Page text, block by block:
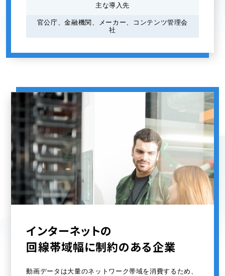
主な導入先
官公庁、金融機関、メーカー、コンテンツ管理会
社
インターネットの
回線帯域幅に制約のある企業
動画データは大量のネットワーク帯域を消費するため、